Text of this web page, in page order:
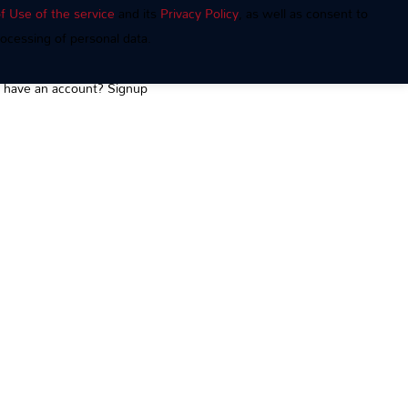
Use of the service and its Privacy Policy, as well as consent to
of personal data.
have an account?Signup